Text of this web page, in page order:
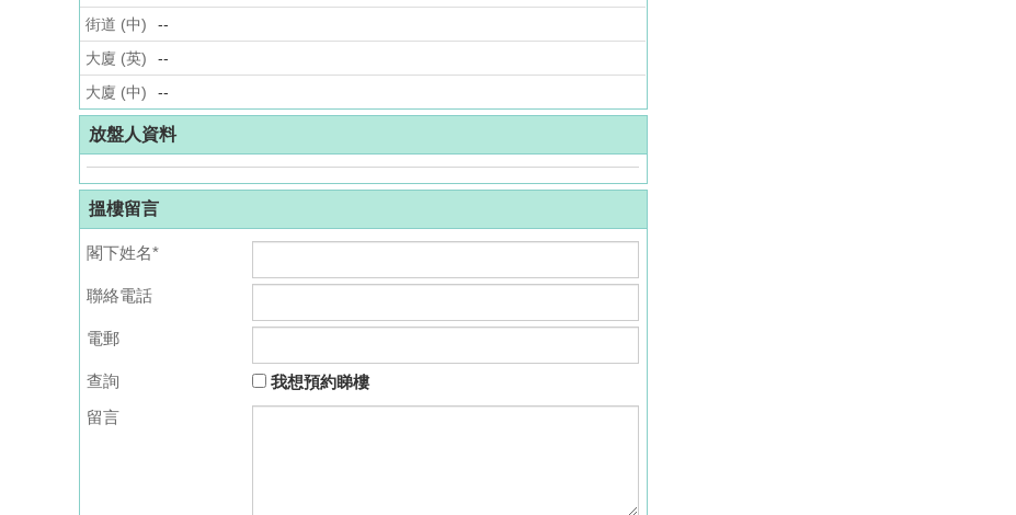
街道 (中)
--
大廈 (英)
--
大廈 (中)
--
放盤人資料
搵樓留言
閣下姓名*
聯絡電話
電郵
查詢
我想預約睇樓
留言